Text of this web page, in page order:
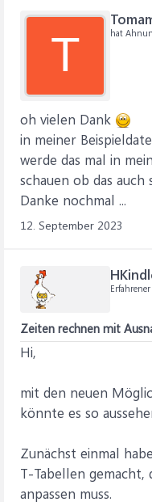
T hat
oh vielen Dank
in meiner
werde das mal in
schauen ob das
Danke nochmal ...
12. September 2023
Zeiten rechnen mit
Hi,
mit den neuen
könnte es so
Zunächst einmal
T-Tabellen gemacht,
anpassen muss.